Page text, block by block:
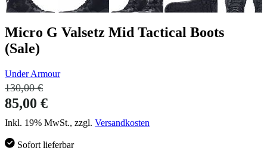
Micro G Valsetz Mid Tactical Boots
(Sale)
Under Armour
130,00 €
85,00 €
Inkl. 19% MwSt., zzgl. Versandkosten
Sofort lieferbar